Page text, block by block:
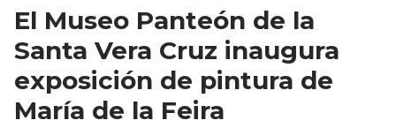
El Museo Panteón de la
Santa Vera Cruz inaugura
exposición de pintura de
María de la Feira